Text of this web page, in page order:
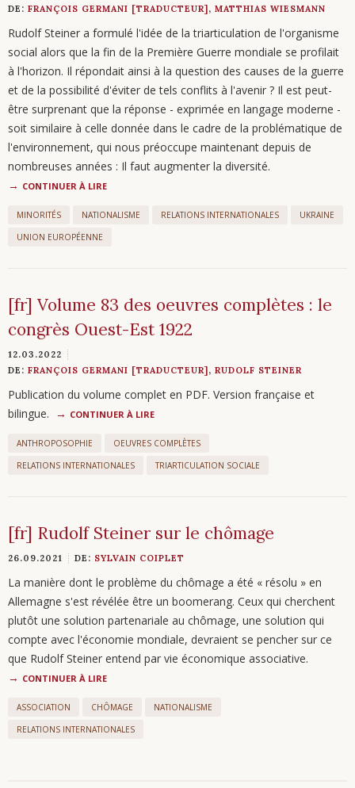
DE: FRANÇOIS GERMANI [TRADUCTEUR] , MATTHIAS WIESMANN
Rudolf Steiner a formulé l'idée de la triarticulation de l'organisme
social alors que la fin de la Première Guerre mondiale se profilait
à l'horizon. Il répondait ainsi à la question des causes de la guerre
et de la possibilité d'éviter de tels conflits à l'avenir ? Il est peut-
être surprenant que la réponse - exprimée en langage moderne -
soit similaire à celle donnée dans le cadre de la problématique de
l'environnement, qui nous préoccupe maintenant depuis de
nombreuses années : Il faut augmenter la diversité.
CONTINUER À LIRE
MINORITÉS NATIONALISME RELATIONS INTERNATIONALES
UKRAINE
UNION EUROPÉENNE
[fr] Volume 83 des oeuvres complètes : le
congrès Ouest-Est 1922
12.03.2022
DE: FRANÇOIS GERMANI [TRADUCTEUR] , RUDOLF STEINER
Publication du volume complet en PDF. Version française et
bilingue.
CONTINUER À LIRE
ANTHROPOSOPHIE
OEUVRES COMPLÈTES
RELATIONS INTERNATIONALES
TRIARTICULATION SOCIALE
[fr] Rudolf Steiner sur le chômage
26.09.2021 DE: SYLVAIN COIPLET
La manière dont le problème du chômage a été « résolu » en
Allemagne s'est révélée être un boomerang. Ceux qui cherchent
plutôt une solution partenariale au chômage, une solution qui
compte avec l'économie mondiale, devraient se pencher sur ce
que Rudolf Steiner entend par vie économique associative.
CONTINUER À LIRE
ASSOCIATION CHÔMAGE
NATIONALISME
RELATIONS INTERNATIONALES